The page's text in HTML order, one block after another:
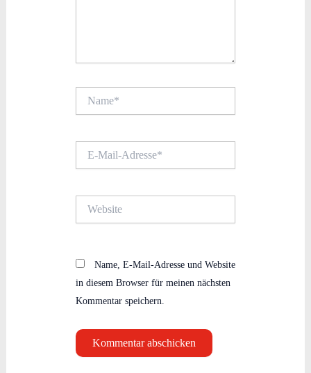
Mail-
Name, E-Mail-Adresse und Website
in diesem Browser für meinen nächsten
Kommentar speichern.